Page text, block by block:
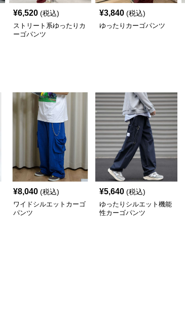
¥6,520 (税込)
ストリート系ゆったりカ
ーゴパンツ
¥3,840 (税込)
ゆったりカーゴパンツ
¥8,040 (税込)
ワイドシルエットカーゴ
パンツ
¥5,640 (税込)
ゆったりシルエット機能
性カーゴパンツ